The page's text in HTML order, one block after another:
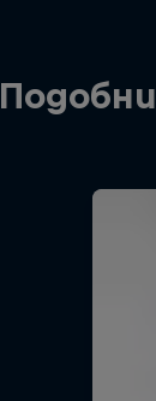
Подобни